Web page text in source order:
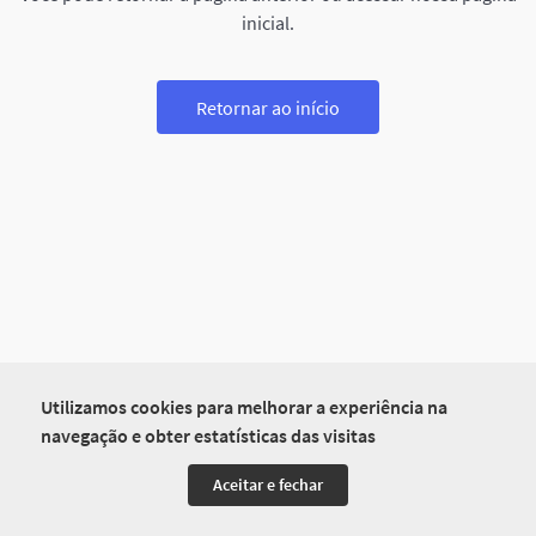
Utilizamos cookies para melhorar a experiência na
navegação e obter estatísticas das visitas
Aceitar e fechar
inicial.
Retornar ao início